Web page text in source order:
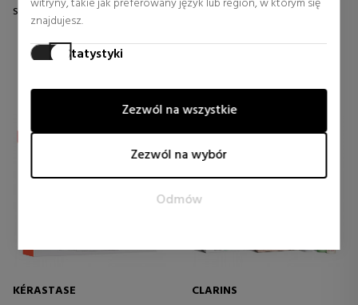
znajdujesz.
Statystyki
zrozumieć, w jaki sposób odwiedzający komunikują się z
witrynami, gromadząc i raportując informacje anonimowo.
Pliki cookies marketingowe są używane do śledzenia
odwiedzających na stronach internetowych. Celem jest
wyświetlanie reklam, które są odpowiednie i interesujące dla
reklamodawców.
Zezwól na wszystkie
Zezwól na wybór
Odmów
Stała cena 277,50 €
KÉRASTASE
CLARINS